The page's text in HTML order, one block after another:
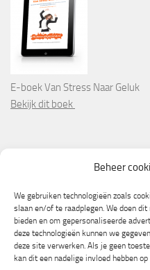
Beheer
We gebruiken technologieën zoals
slaan en/of te raadplegen. We doen
bieden en om gepersonaliseerde
deze technologieën kunnen we
deze site verwerken. Als je geen
kan dit een nadelige invloed hebben
E-boek Van Stress Naar Geluk
Bekijk dit boek